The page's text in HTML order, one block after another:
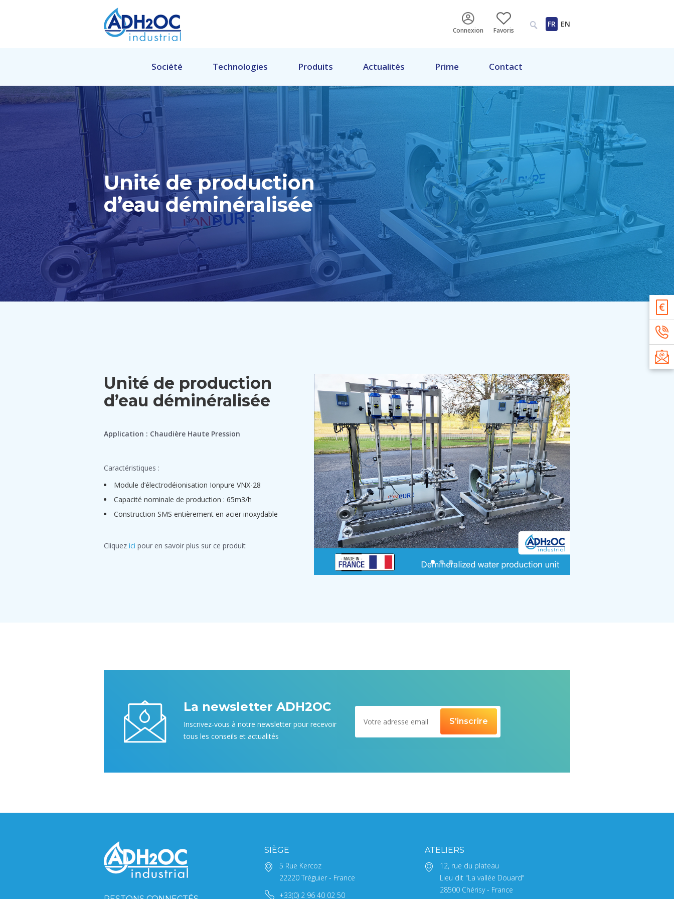
Connexion Favoris
FR EN
Société Technologies Produits Actualités Prime Contact
Unité de production
d’eau déminéralisée
Unité de production
d’eau déminéralisée
Application : Chaudière Haute Pression
Caractéristiques :
Module d’électrodéionisation Ionpure VNX-28
Capacité nominale de production : 65m3/h
Construction SMS entièrement en acier inoxydable
Cliquez ici pour en savoir plus sur ce produit
La newsletter ADH2OC
Inscrivez-vous à notre newsletter pour recevoir
tous les conseils et actualités
SIÈGE
5 Rue Kercoz
22220 Tréguier - France
+33(0) 2 96 40 02 50
ATELIERS
12, rue du plateau
Lieu dit "La vallée Douard"
28500 Chérisy - France